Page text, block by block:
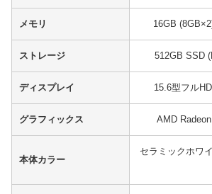
メモリ 16GB
ストレージ 512GB SSD
ディスプレイ 15.6型フル
グラフィックス AMD
本体カラー
セラミックホワ